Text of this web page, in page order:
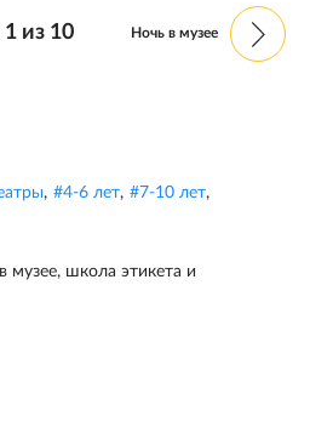
1из 10 Ночь в музее
, #4-6 лет, #7-10 лет,
школа этикета и